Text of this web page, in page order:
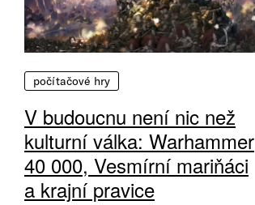
počítačové hry
V budoucnu není nic než
kulturní válka: Warhammer
40 000, Vesmírní mariňáci
a krajní pravice